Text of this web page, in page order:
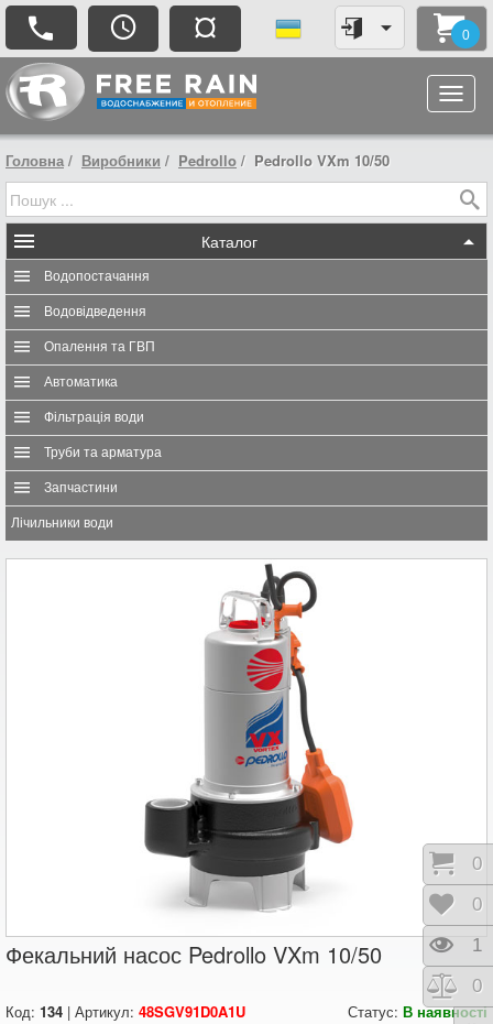
¤ 0
Головна Виробники Pedrollo Pedrollo VXm 10/50
Каталог
Водопостачання
Водовідведення
Опалення та ГВП
Автоматика
Фільтрація води
Труби та арматура
Запчастини
Лічильники води
Фекальний насос Pedrollo VXm 10/50
Код: 134 | Артикул: 48SGV91D0A1U Статус: В наявності
0
0
1
0